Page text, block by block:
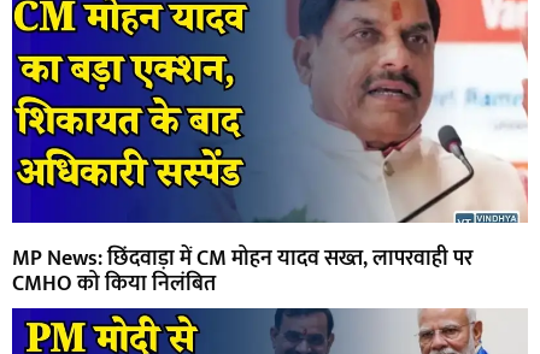
MP News: छिंदवाड़ा में CM मोहन यादव सख्त, लापरवाही पर
CMHO को किया निलंबित